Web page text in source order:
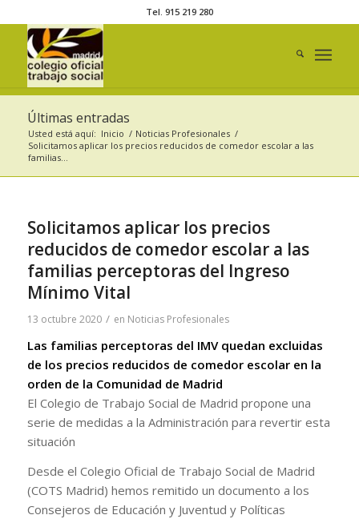
Tel. 915 219 280
Últimas entradas
Usted está aquí: Inicio / Noticias Profesionales /
Solicitamos aplicar los precios reducidos de comedor escolar a las
familias...
Solicitamos aplicar los precios
reducidos de comedor escolar a las
familias perceptoras del Ingreso
Mínimo Vital
13 octubre 2020 / en Noticias Profesionales
Las familias perceptoras del IMV quedan excluidas
de los precios reducidos de comedor escolar en la
orden de la Comunidad de Madrid
El Colegio de Trabajo Social de Madrid propone una
serie de medidas a la Administración para revertir esta
situación
Desde el Colegio Oficial de Trabajo Social de Madrid
(COTS Madrid) hemos remitido un documento a los
Consejeros de Educación y Juventud y Políticas